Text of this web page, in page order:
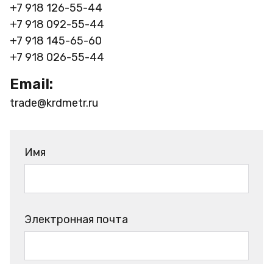
+7 918 126-55-44
+7 918 092-55-44
+7 918 145-65-60
+7 918 026-55-44
Email:
trade@krdmetr.ru
Имя
Электронная почта